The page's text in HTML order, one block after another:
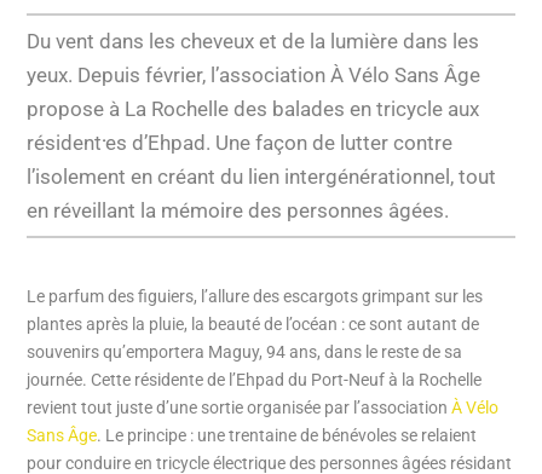
Du vent dans les cheveux et de la lumière dans les
yeux. Depuis février, l’association À Vélo Sans Âge
propose à La Rochelle des balades en tricycle aux
résident⸱es d’Ehpad. Une façon de lutter contre
l’isolement en créant du lien intergénérationnel, tout
en réveillant la mémoire des personnes âgées.
Le parfum des figuiers, l’allure des escargots grimpant sur les
plantes après la pluie, la beauté de l’océan : ce sont autant de
souvenirs qu’emportera Maguy, 94 ans, dans le reste de sa
journée. Cette résidente de l’Ehpad du Port-Neuf à la Rochelle
revient tout juste d’une sortie organisée par l’association À Vélo
Sans Âge. Le principe : une trentaine de bénévoles se relaient
pour conduire en tricycle électrique des personnes âgées résidant